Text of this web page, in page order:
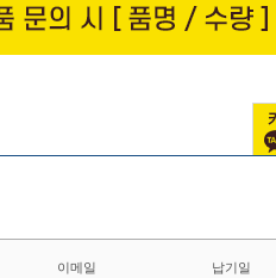
이메일 납기일